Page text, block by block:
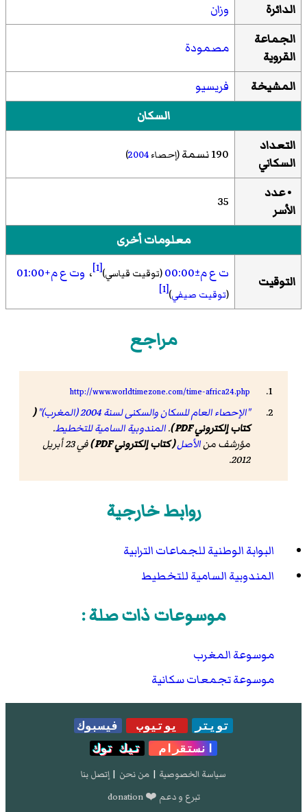
الدائرة
وزان
الجماعة
القروية
مصمودة
المشيخة
فريسيو
السكان
التعداد
السكاني
190 نسمة (إحصاء2004
)
• عدد
الأسر
35
معلومات أخرى
التوقيت ت ع م±00:00 (توقيت قياسي)[1] ، وت ع م+01:00
(توقيت صيفي)
[1]
مراجع
http://www.worldtimezone.com/time-africa24.php
"الإحصاء العام للسكان والسكنى لسنة 2004 (المغرب)"
(
كتاب إلكتروني PDF )
.المندوبية السامية للتخطيط.
مؤرشف منالأصل( كتاب إلكتروني PDF )
في 23 أبريل
2012.
روابط خارجية
البوابة الوطنية للجماعات الترابية
المندوبية السامية للتخطيط
موسوعات ذات صلة :
موسوعة المغرب
موسوعة تجمعات سكانية
تويتر يوتيوب
فيسبوك
انستقرام
تيك توك
سياسة الخصوصية | من نحن | إتصل بنا
تبرع و دعم ❤️ donation